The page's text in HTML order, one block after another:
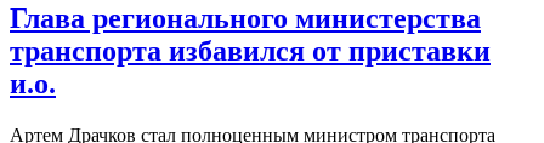
Глава регионального министерства
транспорта избавился от приставки
и.о.
Артем Драчков стал полноценным министром транспорта